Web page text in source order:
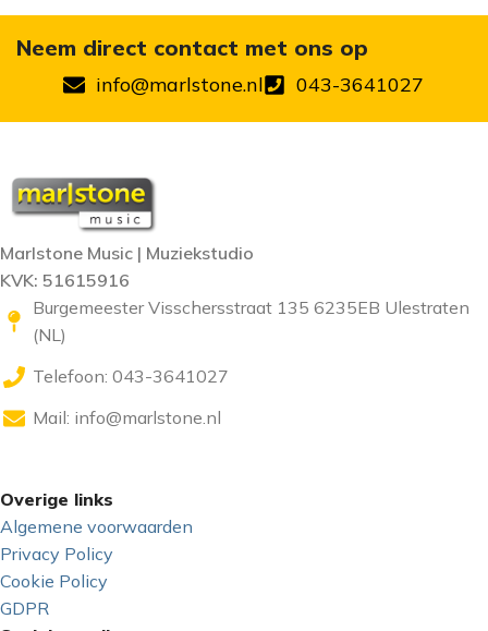
Neem direct contact met ons op
info@marlstone.nl 043-3641027
Marlstone Music | Muziekstudio
KVK: 51615916
Burgemeester Visschersstraat 135 6235EB Ulestraten
(NL)
Telefoon: 043-3641027
Mail: info@marlstone.nl
Overige links
Algemene voorwaarden
Privacy Policy
Cookie Policy
GDPR